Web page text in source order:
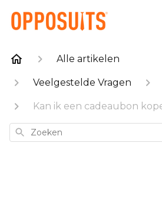
Alle artikelen
Veelgestelde Vragen
Kan ik een cadeaubon
Zoeken